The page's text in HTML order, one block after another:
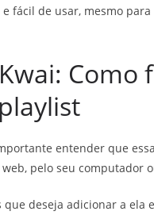
fácil de usar, mesmo
Como
entender que
pelo seu computador
deseja adicionar a ela